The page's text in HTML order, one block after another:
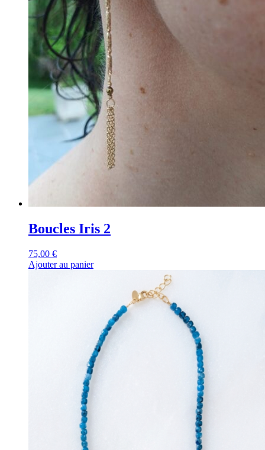
Boucles Iris 2
75,00 €
Ajouter au panier